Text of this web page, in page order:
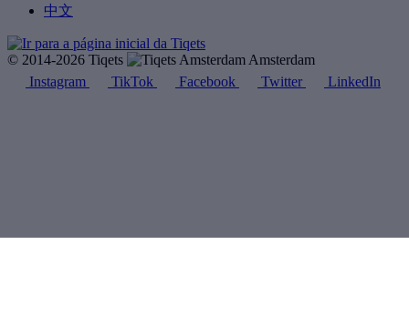
中文
© 2014-2026 Tiqets
Amsterdam
Instagram
TikTok Facebook Twitter LinkedIn